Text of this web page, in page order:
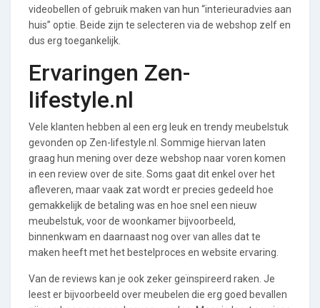
videobellen of gebruik maken van hun “interieuradvies aan
huis” optie. Beide zijn te selecteren via de webshop zelf en
dus erg toegankelijk.
Ervaringen Zen-
lifestyle.nl
Vele klanten hebben al een erg leuk en trendy meubelstuk
gevonden op Zen-lifestyle.nl. Sommige hiervan laten
graag hun mening over deze webshop naar voren komen
in een review over de site. Soms gaat dit enkel over het
afleveren, maar vaak zat wordt er precies gedeeld hoe
gemakkelijk de betaling was en hoe snel een nieuw
meubelstuk, voor de woonkamer bijvoorbeeld,
binnenkwam en daarnaast nog over van alles dat te
maken heeft met het bestelproces en website ervaring.
Van de reviews kan je ook zeker geïnspireerd raken. Je
leest er bijvoorbeeld over meubelen die erg goed bevallen